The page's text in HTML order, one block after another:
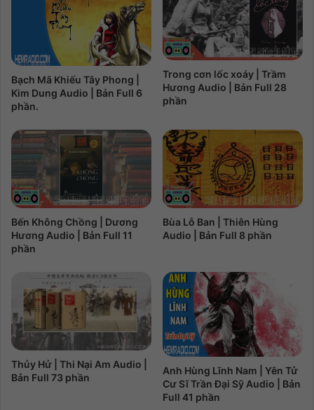
Bạch Mã Khiếu Tây Phong |
Kim Dung Audio | Bản Full 6
phần.
Trong cơn lốc xoáy | Trầm
Hương Audio | Bản Full 28
phần
Bến Không Chồng | Dương
Hương Audio | Bản Full 11
phần
Bùa Lỗ Ban | Thiên Hùng
Audio | Bản Full 8 phần
Thủy Hử | Thi Nại Am Audio |
Bản Full 73 phần
Anh Hùng Lĩnh Nam | Yên Tử
Cư Sĩ Trần Đại Sỹ Audio | Bản
Full 41 phần